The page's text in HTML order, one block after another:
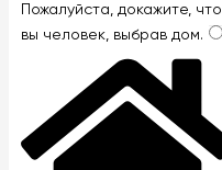
Оставьте
это
Пожалуйста, докажите, что
вы человек, выбравдом.